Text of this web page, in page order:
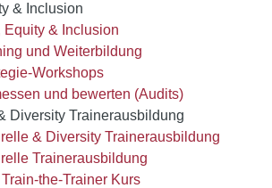
& Inclusion
Equity & Inclusion
und Weiterbildung
Workshops
und bewerten (Audits)
Diversity Trainerausbildung
& Diversity Trainerausbildung
Trainerausbildung
the-Trainer Kurs